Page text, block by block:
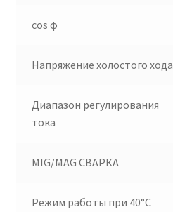
cos φ
Напряжение холостого хода
Диапазон регулирования
тока
MIG/MAG СВАРКА
Режим работы при 40°С